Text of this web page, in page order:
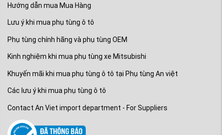
Hướng dẫn mua Mua Hàng
Lưu ý khi mua phụ tùng ô tô
Phụ tùng chính hãng và phụ tùng OEM
Kinh nghiệm khi mua phụ tùng xe Mitsubishi
Khuyến mãi khi mua phụ tùng ô tô tại Phụ tùng An việt
Các lưu ý khi mua phụ tùng ô tô
Contact An Viet import department - For Suppliers